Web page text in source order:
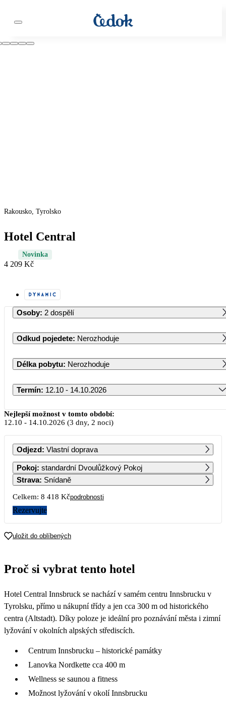
Rakousko, Tyrolsko
Hotel Central
Novinka
4 209 Kč
Osoby: 2 dospělí
Odkud pojedete: Nerozhoduje
Délka pobytu: Nerozhoduje
Termín: 12.10 - 14.10.2026
Říjen 2026
PO ÚT ST ČT PÁ SO NE
1
4 889
2
4 889
3 4
5
4 889
6
4 889
7
4 889
8 9 10 11
12
4 209 4 209 4 209 4 209 4 209 4 209 4 209
19 20
26
4 209
27 28 29
Nejlepší možnost v tomto období:
12.10 - 14.10.2026 (3 dny, 2 noci)
Odjezd: Vlastní doprava
Pokoj: standardní Dvoulůžkový Pokoj
Strava: Snídaně
Celkem: 8 418 Kčpodrobnosti
Rezervujte
uložit do oblíbených
Proč si vybrat tento hotel
Hotel Central Innsbruck se nachází v samém centru Innsbrucku v
Tyrolsku, přímo u nákupní třídy a jen cca 300 m od historického
centra (Altstadt). Díky poloze je ideální pro poznávání města i zimní
lyžování v okolních alpských střediscích.
Centrum Innsbrucku – historické památky
Lanovka Nordkette cca 400 m
Wellness se saunou a fitness
Možnost lyžování v okolí Innsbrucku